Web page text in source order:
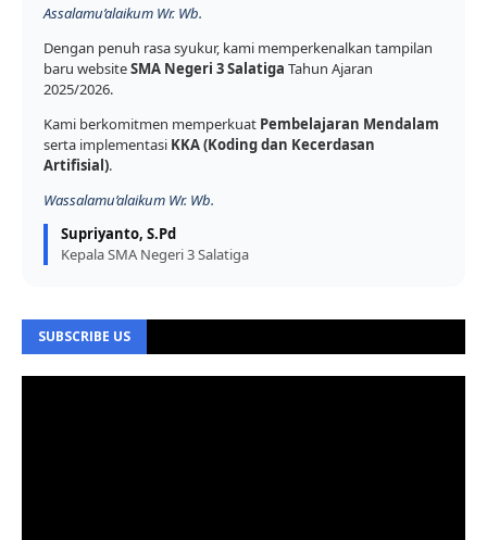
Assalamu’alaikum Wr. Wb.
Dengan penuh rasa syukur, kami memperkenalkan tampilan
baru websiteSMA Negeri 3 Salatiga Tahun Ajaran
2025/2026.
Kami berkomitmen memperkuat Pembelajaran Mendalam
serta implementasi KKA (Koding dan Kecerdasan
Artifisial).
Wassalamu’alaikum Wr. Wb.
Supriyanto, S.Pd
Kepala SMA Negeri 3 Salatiga
SUBSCRIBE US